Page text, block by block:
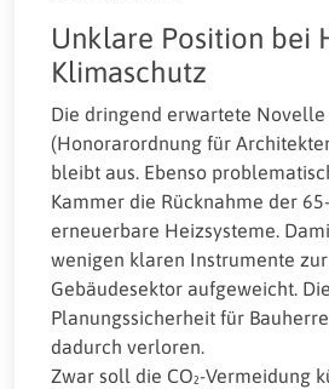
Unklare Position bei
Klimaschutz
Die dringend erwartete Novelle
(Honorarordnung für
bleibt aus. Ebenso
Kammer die Rücknahme der
erneuerbare Heizsysteme.
wenigen klaren Instrumente zur
Gebäudesektor aufgeweicht.
Planungssicherheit für
dadurch verloren.
Zwar soll die CO₂-Vermeidung